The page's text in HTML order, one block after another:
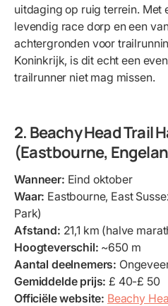
uitdaging op ruig terrein. Met
levendig race dorp en een
achtergronden voor
Koninkrijk, is dit echt een
trailrunner niet mag missen.
2. Beachy Head Trail
(Eastbourne,
Wanneer: Eind oktober
Waar: Eastbourne, East
Park)
Afstand: 21,1 km (halve
Hoogteverschil: ~650 m
Aantal deelnemers:
Gemiddelde prijs: £ 40-£ 50
Officiële website: Beachy